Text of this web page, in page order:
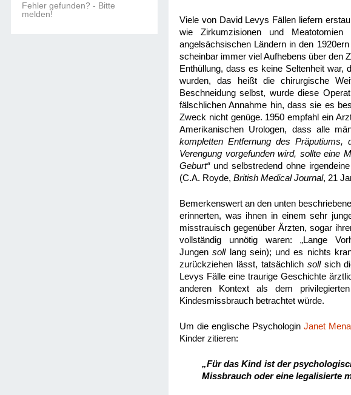
Fehler gefunden? - Bitte
melden!
Viele von David Levys Fällen liefern
wie Zirkumzisionen und
angelsächsischen Ländern in den
scheinbar immer viel Aufhebens über den
Enthüllung, dass es keine Seltenheit war,
wurden, das heißt die chirurgische
Beschneidung selbst, wurde diese
fälschlichen Annahme hin, dass sie es
Zweck nicht genüge. 1950 empfahl ein
Amerikanischen Urologen, dass alle
kompletten Entfernung des Präputiums,
Verengung vorgefunden wird, sollte eine
Geburt“und selbstredend ohne
(C.A. Royde, British Medical Journal, 21
Bemerkenswert an den unten
erinnerten, was ihnen in einem sehr
misstrauisch gegenüber Ärzten, sogar
vollständig unnötig waren: „Lange
Jungen soll ang sein); und es nichts
zurückziehen lässt, tatsächlich sollsich
Levys Fälle eine traurige Geschichte
anderen Kontext als dem
Kindesmissbrauch betrachtet würde.
Um die englische Psychologin Janet
Kinder zitieren:
„Für das Kind ist der
Missbrauch oder eine legalisierte